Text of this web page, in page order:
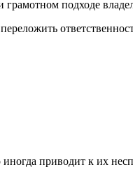
подходе
приводит к их